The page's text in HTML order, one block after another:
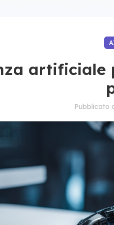
artificiale
Pubblicato